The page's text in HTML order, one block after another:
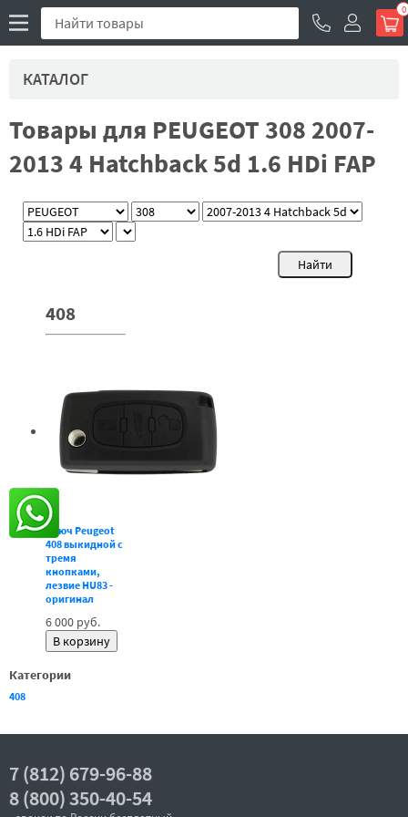
0
КАТАЛОГ
Товары для PEUGEOT 308 2007-
2013 4 Hatchback 5d 1.6 HDi FAP
408
Ключ Peugeot
408 выкидной с
тремя
кнопками,
лезвие HU83 -
оригинал
6 000 руб.
Категории
408
7 (812) 679-96-88
8 (800) 350-40-54